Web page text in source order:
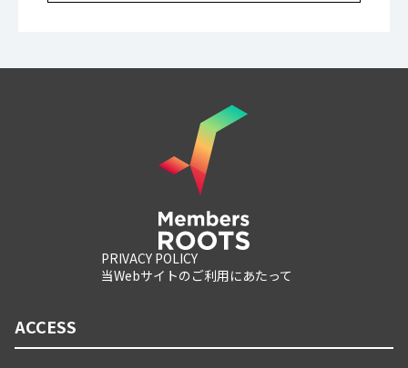
PRIVACY POLICY
当Webサイトのご利用にあたって
ACCESS